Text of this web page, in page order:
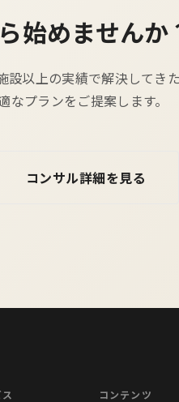
始めませんか
設以上の実績で解決してき
プランをご提案します。
コンサル詳細を見る
コンテンツ